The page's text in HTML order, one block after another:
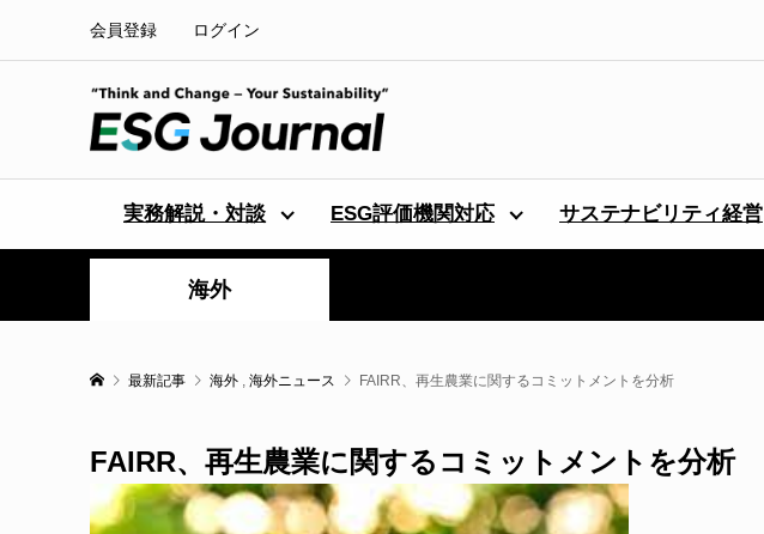
会員登録 ログイン
実務解説・対談 ESG評価機関対応 サステナビリティ経営
海外
最新記事 海外 , 海外ニュース FAIRR、再生農業に関するコミットメントを分析
FAIRR、再生農業に関するコミットメントを分析